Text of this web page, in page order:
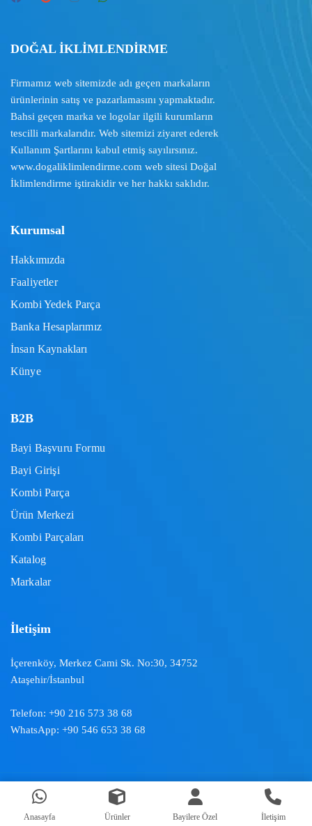
DOĞAL İKLİMLENDİRME
Firmamız web sitemizde adı geçen markaların
ürünlerinin satış ve pazarlamasını yapmaktadır.
Bahsi geçen marka ve logolar ilgili kurumların
tescilli markalarıdır. Web sitemizi ziyaret ederek
Kullanım Şartlarını kabul etmiş sayılırsınız.
www.dogaliklimlendirme.com web sitesi Doğal
İklimlendirme iştirakidir ve her hakkı saklıdır.
Kurumsal
Hakkımızda
Faaliyetler
Kombi Yedek Parça
Banka Hesaplarımız
İnsan Kaynakları
Künye
B2B
Bayi Başvuru Formu
Bayi Girişi
Kombi Parça
Ürün Merkezi
Kombi Parçaları
Katalog
Markalar
İletişim
İçerenköy, Merkez Cami Sk. No:30, 34752
Ataşehir/İstanbul
Telefon: +90 216 573 38 68
WhatsApp: +90 546 653 38 68
Doğal İklimlendirme ™ | 2024
Anasayfa Ürünler Bayilere Özel İletişim